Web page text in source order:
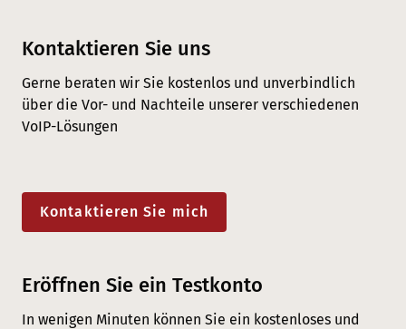
Kontaktieren Sie uns
Gerne beraten wir Sie kostenlos und unverbindlich
über die Vor- und Nachteile unserer verschiedenen
VoIP-Lösungen
Kontaktieren Sie mich
Eröffnen Sie ein Testkonto
In wenigen Minuten können Sie ein kostenloses und